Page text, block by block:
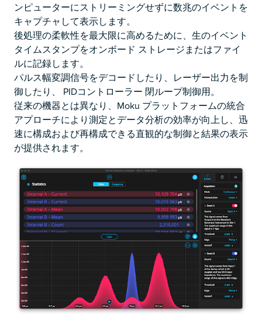
ンピューターにストリーミングせずに数兆のイベントを
キャプチャして表示します。
後処理の柔軟性を最大限に高めるために、生のイベント
タイムスタンプをオンボード ストレージまたはファイ
ルに記録します。
パルス幅変調信号をデコードしたり、レーザー出力を制
御したり、 PIDコントローラー 閉ループ制御用。
従来の機器とは異なり、Moku プラットフォームの統合
アプローチにより測定とデータ分析の効率が向上し、迅
速に構成および再構成できる直観的な制御と結果の表示
が提供されます。